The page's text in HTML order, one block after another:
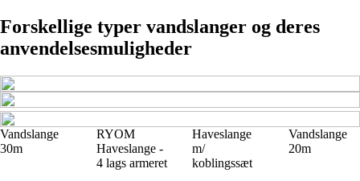
Forskellige typer vandslanger og deres
anvendelsesmuligheder
Vandslange
30m
RYOM
Haveslange -
4 lags armeret
Haveslange
m/
koblingssæt
Vandslange
20m